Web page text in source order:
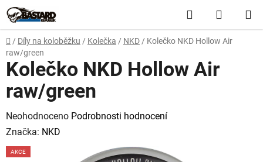
Přejít
na
obsah
Hledat
KOŠÍK
Domů
/ Díly na koloběžku / Kolečka / NKD / Kolečko NKD Hollow Air
raw/green
Kolečko NKD Hollow Air
raw/green
Průměrné
hodnocení
produktu
Neohodnoceno Podrobnosti hodnocení
Značka: NKD
AKCE